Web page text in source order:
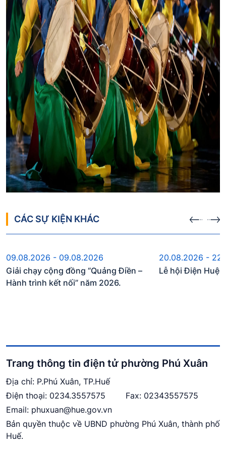
CÁC SỰ KIỆN KHÁC
Sự kiện sắp diễn ra
09.08.2026 - 09.08.2026
Giải chạy cộng đồng “Quảng Điền –
Hành trình kết nối” năm 2026.
Sự kiện
20.08.2026 -
Lễ hội Điện Huệ
Trang thông tin điện tử phường Phú Xuân
Địa chỉ: P.Phú Xuân, TP.Huế
Điện thoại: 0234.3557575
Fax: 02343557575
Email: phuxuan@hue.gov.vn
Bản quyền thuộc về UBND phường Phú Xuân, thành phố
Huế.